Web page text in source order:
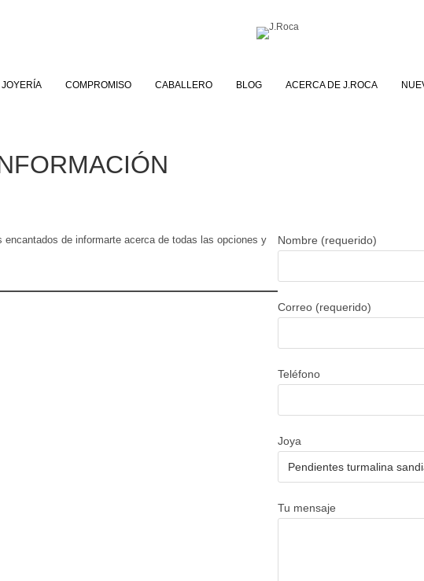
JOYERÍA COMPROMISO CABALLERO BLOG ACERCA DE J.ROCA
encantados de informarte acerca de todas las opciones y
Nombre (requerido)
Correo (requerido)
Teléfono
Joya
Tu mensaje